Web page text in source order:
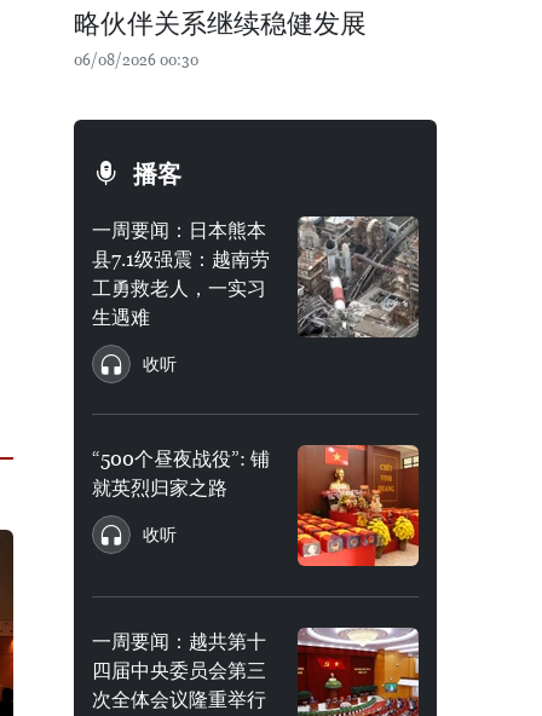
略伙伴关系继续稳健发展
06/08/2026 00:30
播客
一周要闻：日本熊本
县7.1级强震：越南劳
工勇救老人，一实习
生遇难
收听
“500个昼夜战役”: 铺
就英烈归家之路
收听
一周要闻：越共第十
四届中央委员会第三
次全体会议隆重举行